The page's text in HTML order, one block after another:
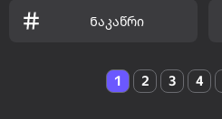
Ნაკაწრი
1 2 3 4